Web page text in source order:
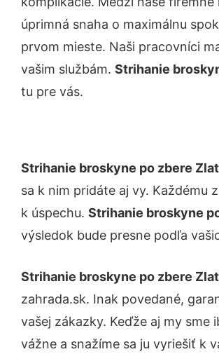
úprimná snaha o maximálnu
prvom mieste. Naši pracovníci
vašim službám. Strihanie
tu pre vás.
Strihanie broskyne po zbere
sa k nim pridáte aj vy. Každému
k úspechu. Strihanie broskyne
výsledok bude presne podľa
Strihanie broskyne po zbere
zahrada.sk. Inak povedané,
vašej zákazky. Keďže aj my
vážne a snažíme sa ju vyriešiť k